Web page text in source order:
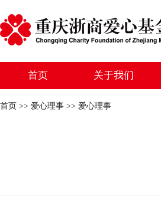
首页 关于我们
首页 >> 爱心理事 >> 爱心理事